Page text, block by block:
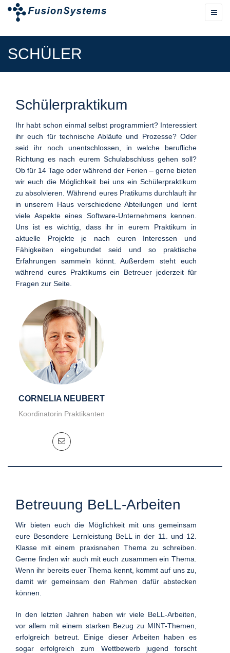
SCHÜLER
Schülerpraktikum
Ihr habt schon einmal selbst programmiert? Interessiert
ihr euch für technische Abläufe und Prozesse? Oder
seid ihr noch unentschlossen, in welche berufliche
Richtung es nach eurem Schulabschluss gehen soll?
Ob für 14 Tage oder während der Ferien – gerne bieten
wir euch die Möglichkeit bei uns ein Schülerpraktikum
zu absolvieren. Während eures Pratikums durchlauft ihr
in unserem Haus verschiedene Abteilungen und lernt
viele Aspekte eines Software-Unternehmens kennen.
Uns ist es wichtig, dass ihr in eurem Praktikum in
aktuelle Projekte je nach euren Interessen und
Fähigkeiten eingebundet seid und so praktische
Erfahrungen sammeln könnt. Außerdem steht euch
während eures Praktikums ein Betreuer jederzeit für
Fragen zur Seite.
CORNELIA NEUBERT
Koordinatorin Praktikanten
Betreuung BeLL-Arbeiten
Wir bieten euch die Möglichkeit mit uns gemeinsam
eure Besondere Lernleistung BeLL in der 11. und 12.
Klasse mit einem praxisnahen Thema zu schreiben.
Gerne finden wir auch mit euch zusammen ein Thema.
Wenn ihr bereits euer Thema kennt, kommt auf uns zu,
damit wir gemeinsam den Rahmen dafür abstecken
können.
In den letzten Jahren haben wir viele BeLL-Arbeiten,
vor allem mit einem starken Bezug zu MINT-Themen,
erfolgreich betreut. Einige dieser Arbeiten haben es
sogar erfolgreich zum Wettbewerb jugend forscht